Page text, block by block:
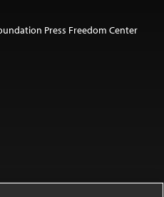
Press Freedom Center